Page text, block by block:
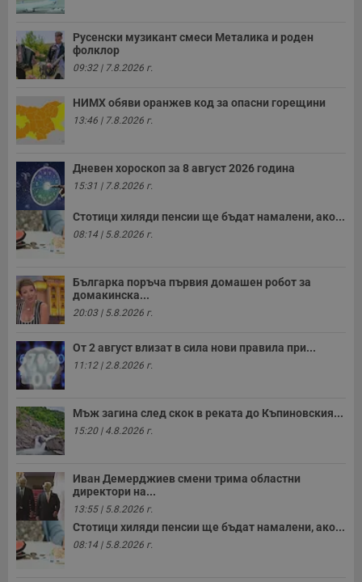
Русенски музикант смеси Металика и роден
фолклор
09:32 | 7.8.2026 г.
НИМХ обяви оранжев код за опасни горещини
13:46 | 7.8.2026 г.
Дневен хороскоп за 8 август 2026 година
15:31 | 7.8.2026 г.
Стотици хиляди пенсии ще бъдат намалени, ако...
08:14 | 5.8.2026 г.
Българка поръча първия домашен робот за
домакинска...
20:03 | 5.8.2026 г.
От 2 август влизат в сила нови правила при...
11:12 | 2.8.2026 г.
Мъж загина след скок в реката до Къпиновския...
15:20 | 4.8.2026 г.
Иван Демерджиев смени трима областни
директори на...
13:55 | 5.8.2026 г.
Стотици хиляди пенсии ще бъдат намалени, ако...
08:14 | 5.8.2026 г.